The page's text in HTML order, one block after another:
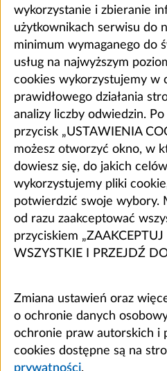
wykorzystanie i zbieranie
użytkownikach serwisu do
minimum wymaganego do
usług na najwyższym
cookies wykorzystujemy w
prawidłowego działania
analizy liczby odwiedzin.
przycisk „USTAWIENIA
możesz otworzyć okno, w
dowiesz się, do jakich celów
wykorzystujemy pliki
potwierdzić swoje wybory.
od razu zaakceptować
przyciskiem „ZAAKCEPTUJ
WSZYSTKIE I PRZEJDŹ
Zmiana ustawień oraz
o ochronie danych
ochronie praw autorskich i
cookies dostępne są na
prywatności.